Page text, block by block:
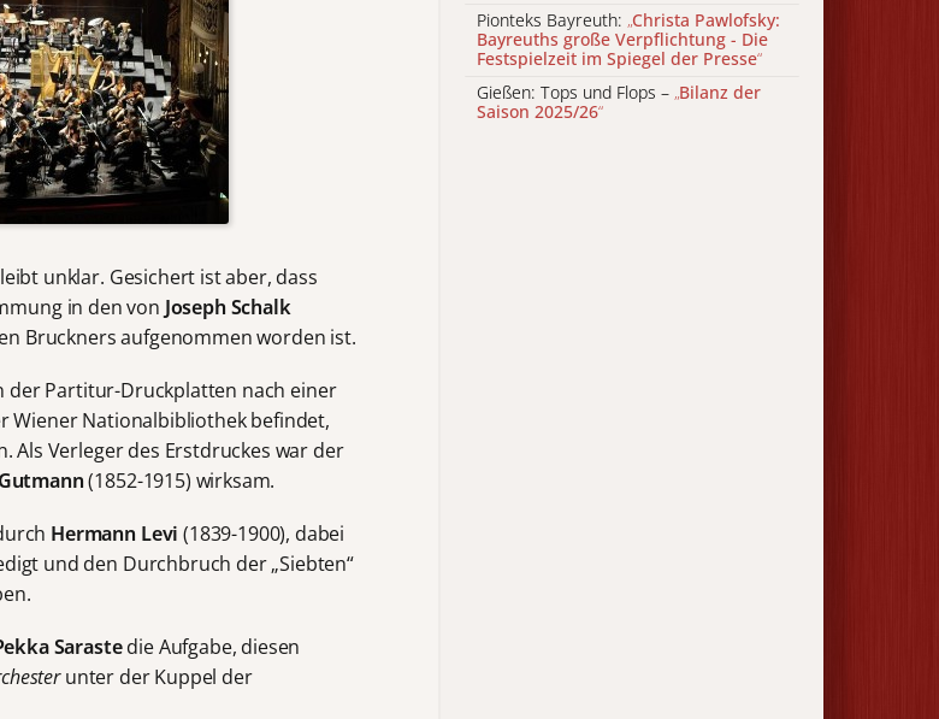
unklar. Gesichert ist aber, dass
in den von Joseph Schalk
Bruckners aufgenommen worden ist.
der Partitur-Druckplatten nach einer
Wiener Nationalbibliothek befindet,
Als Verleger des Erstdruckes war der
(1852-1915) wirksam.
Hermann Levi (1839-1900), dabei
und den Durchbruch der „Siebten“
Sarastedie Aufgabe, diesen
unter der Kuppel der
Pionteks Bayreuth: „Christa Pawlofsky:
Bayreuths große Verpflichtung - Die
Festspielzeit im Spiegel der Presse“
Gießen: Tops und Flops – „Bilanz der
Saison 2025/26“